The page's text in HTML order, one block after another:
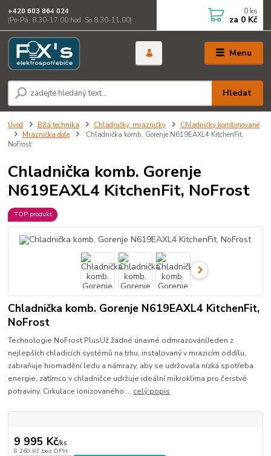
Menu
Hledat
+420 603 864 024
(Po-Pá, 8.30-17.00 hod. So 8.30-11.00)
0 ks
za 0 Kč
Úvod Bílá technika Chladničky, mrazničky
Chladničky kombinované
Mraznička dole
Chladnička komb. Gorenje N619EAXL4 KitchenFit,
NoFrost
Chladnička komb. Gorenje
N619EAXL4 KitchenFit, NoFrost
TOP produkt
Chladnička komb. Gorenje N619EAXL4 KitchenFit,
NoFrost
Technologie NoFrost PlusUž žádné únavné odmrazováníJeden z
nejlepších chladicích systémů na trhu, instalovaný v mrazicím oddílu,
zabraňuje hromadění ledu a námrazy, aby se udržovala nízká spotřeba
energie, zatímco v chladničce udržuje ideální mikroklima pro čerstvé
potraviny. Cirkulace ionizovaného ... celý popis
9 995 Kč/ks
8 260 Kč bez DPH